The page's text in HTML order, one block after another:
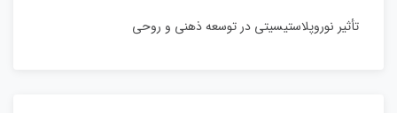
تأثیر نوروپلاستیسیتی در توسعه ذهنی و روحی